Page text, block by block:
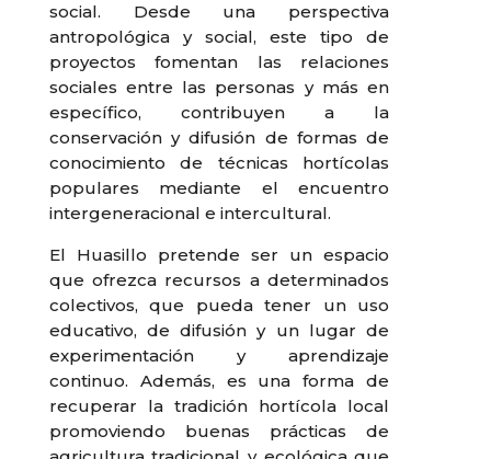
social. Desde una perspectiva
antropológica y social, este tipo de
proyectos fomentan las relaciones
sociales entre las personas y más en
específico, contribuyen a la
conservación y difusión de formas de
conocimiento de técnicas hortícolas
populares mediante el encuentro
intergeneracional e intercultural.
El Huasillo pretende ser un espacio
que ofrezca recursos a determinados
colectivos, que pueda tener un uso
educativo, de difusión y un lugar de
experimentación y aprendizaje
continuo. Además, es una forma de
recuperar la tradición hortícola local
promoviendo buenas prácticas de